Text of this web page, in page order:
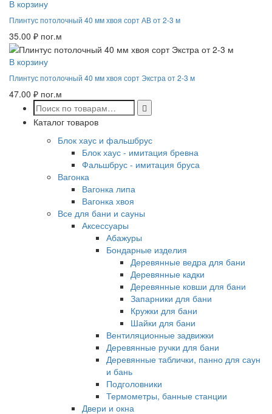
В корзину
Плинтус потолочный 40 мм хвоя сорт АВ от 2-3 м
35.00 ₽ пог.м
В корзину
Плинтус потолочный 40 мм хвоя сорт Экстра от 2-3 м
47.00 ₽ пог.м
Каталог товаров
Блок хаус и фальшбрус
Блок хаус - имитация бревна
Фальшбрус - имитация бруса
Вагонка
Вагонка липа
Вагонка хвоя
Все для бани и сауны
Аксессуары
Абажуры
Бондарные изделия
Деревянные ведра для бани
Деревянные кадки
Деревянные ковши для бани
Запарники для бани
Кружки для бани
Шайки для бани
Вентиляционные задвижки
Деревянные ручки для бани
Деревянные таблички, панно для саун
и бань
Подголовники
Термометры, банные станции
Двери и окна